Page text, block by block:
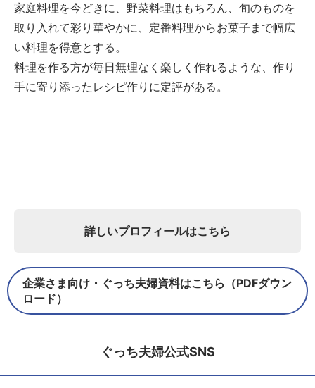
家庭料理を今どきに、野菜料理はもちろん、旬のものを
取り入れて彩り華やかに、定番料理からお菓子まで幅広
い料理を得意とする。
料理を作る方が毎日無理なく楽しく作れるような、作り
手に寄り添ったレシピ作りに定評がある。
詳しいプロフィールはこちら
企業さま向け・ぐっち夫婦資料はこちら（PDFダウン
ロード）
ぐっち夫婦公式SNS